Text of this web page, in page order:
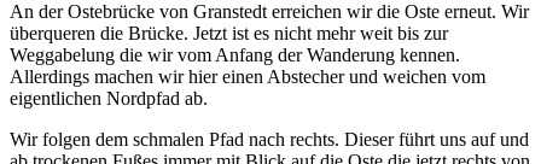
An der Ostebrücke von Granstedt erreichen wir die Oste erneut. Wir
überqueren die Brücke. Jetzt ist es nicht mehr weit bis zur
Weggabelung die wir vom Anfang der Wanderung kennen.
Allerdings machen wir hier einen Abstecher und weichen vom
eigentlichen Nordpfad ab.
Wir folgen dem schmalen Pfad nach rechts. Dieser führt uns auf und